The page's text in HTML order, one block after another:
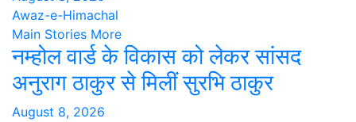
Awaz-e-Himachal
Main Stories More
नम्होल वार्ड के विकास को लेकर सांसद
अनुराग ठाकुर से मिलीं सुरभि ठाकुर
August 8, 2026